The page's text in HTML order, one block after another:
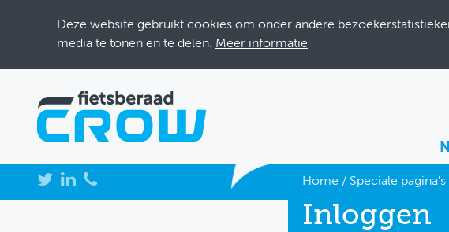
Deze website gebruikt cookies om onder andere
media te tonen en te delen. Meer informatie
NIEUWS Home / Speciale pagina's
Inloggen